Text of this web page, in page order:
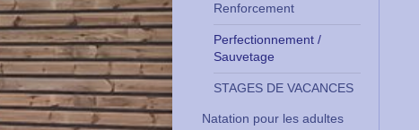
Renforcement
Perfectionnement /
Sauvetage
STAGES DE VACANCES
Natation pour les adultes